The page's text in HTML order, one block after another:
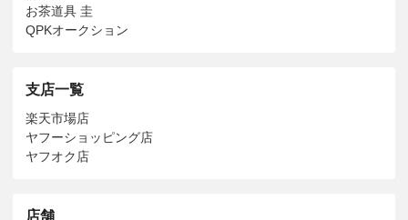
お茶道具 圭
QPKオークション
支店一覧
楽天市場店
ヤフーショッピング店
ヤフオク店
店舗